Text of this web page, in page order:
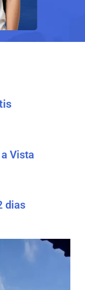
Vista
dias